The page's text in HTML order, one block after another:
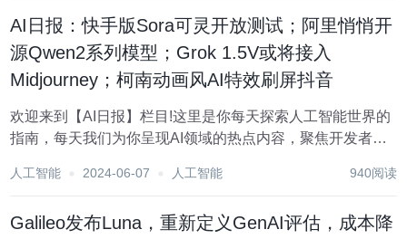
AI日报：快手版Sora可灵开放测试；阿里悄悄开
源Qwen2系列模型；Grok 1.5V或将接入
Midjourney；柯南动画风AI特效刷屏抖音
欢迎来到【AI日报】栏目!这里是你每天探索人工智能世界的
指南，每天我们为你呈现AI领域的热点内容，聚焦开发者，
了解：https://top.aibase.com/ 1、媲美Sora？快手文生视频
人工智能 2024-06-07 人工智能 940阅读
Galileo发布Luna，重新定义GenAI评估，成本降